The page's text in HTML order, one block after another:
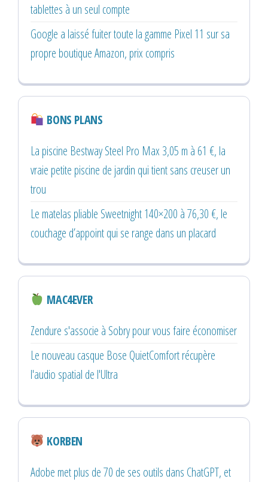
tablettes à un seul compte
Google a laissé fuiter toute la gamme Pixel 11 sur sa
propre boutique Amazon, prix compris
BONS PLANS
La piscine Bestway Steel Pro Max 3,05 m à 61 €, la
vraie petite piscine de jardin qui tient sans creuser un
trou
Le matelas pliable Sweetnight 140×200 à 76,30 €, le
couchage d’appoint qui se range dans un placard
MAC4EVER
Zendure s'associe à Sobry pour vous faire économiser
Le nouveau casque Bose QuietComfort récupère
l'audio spatial de l'Ultra
KORBEN
Adobe met plus de 70 de ses outils dans ChatGPT, et